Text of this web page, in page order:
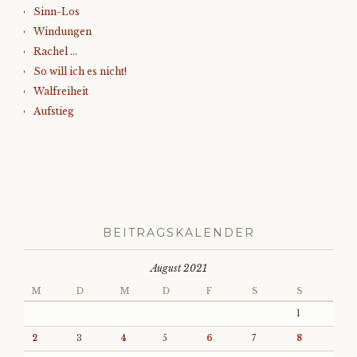
Sinn-Los
Windungen
Rachel …
So will ich es nicht!
Walfreiheit
Aufstieg
BEITRAGSKALENDER
August 2021
M D M D F S S
1
2 3 4 5 6 7 8